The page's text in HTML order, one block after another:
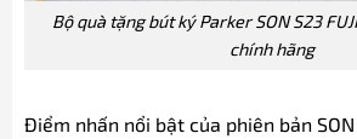
Bộ quà tặng bút ký Parker SON S23
chính hãng
Điểm nhấn nổi bật của phiên bản SON